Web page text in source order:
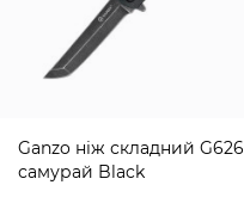
Ganzo ніж складний G626
самурай Black